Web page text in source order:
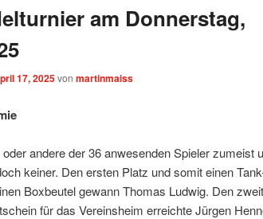
am Donnerstag,
17, 2025von martinmaiss
andere der 36 anwesenden Spieler zumeist
keiner. Den ersten Platz und somit einen
Boxbeutel gewann Thomas Ludwig. Den
für das Vereinsheim erreichte Jürgen